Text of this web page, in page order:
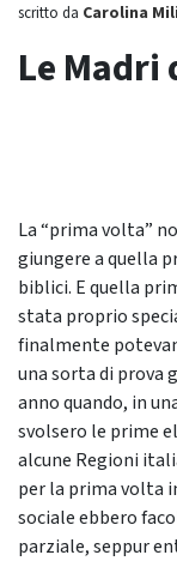
scritto da Carolina
Le Madri
La “prima volta”
giungere a quella
biblici. E quella
stata proprio
finalmente
una sorta di prova
anno quando, in
svolsero le prime
alcune Regioni
per la prima volta
sociale ebbero
parziale, seppur